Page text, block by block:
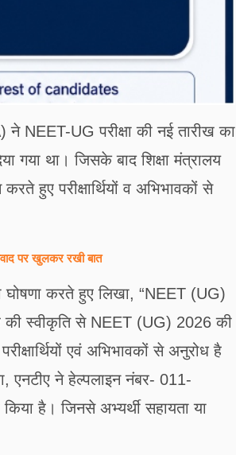
NEET-UG परीक्षा की नई तारीख का
गया था। जिसके बाद शिक्षा मंत्रालय
हुए परीक्षार्थियों व अभिभावकों से
पर खुलकर रखी बात
करते हुए लिखा, “NEET (UG)
की स्वीकृति से NEET (UG) 2026 की
एवं अभिभावकों से अनुरोध है
एनटीए ने हेल्पलाइन नंबर- 011-
है। जिनसे अभ्यर्थी सहायता या